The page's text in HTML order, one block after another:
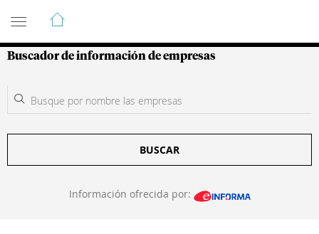
Guía de Empresas Colombianas
Buscador de información de empresas
BUSCAR
Información ofrecida por: